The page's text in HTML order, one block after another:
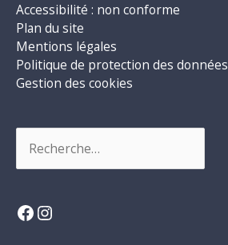
Accessibilité : non conforme
Plan du site
Mentions légales
Politique de protection des données
Gestion des cookies
Facebook
Instagram